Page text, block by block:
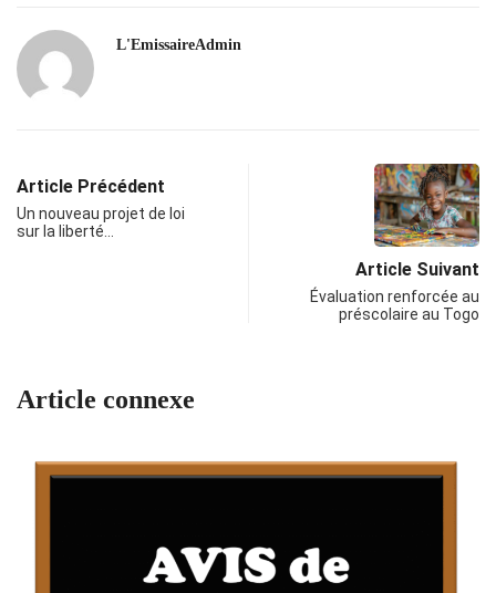
L'EmissaireAdmin
Article Précédent
Un nouveau projet de loi
sur la liberté…
Article Suivant
Évaluation renforcée au
préscolaire au Togo
Article connexe